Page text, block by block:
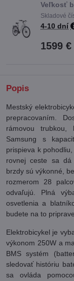
Veľkosť
Skladové
4-10 dní
1599 €
Popis
Mestský
prepracovaním.
rámovou
Samsung s
prispieva k
rovnej ceste sa dá
brzdy sú výkonné,
rozmerom 28
odvaľujú. Plná
osvetlenia a
budete na to
Elektrobicykel je
výkonom 250W a
BMS systém
sledovať históriu
sa ovláda